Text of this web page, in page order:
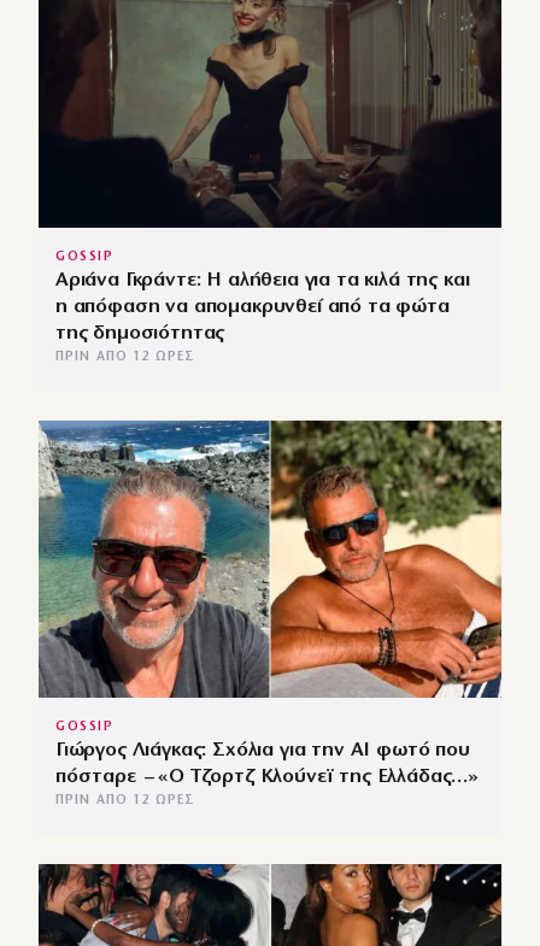
GOSSIP
Αριάνα Γκράντε: Η αλήθεια για τα κιλά της και
η απόφαση να απομακρυνθεί από τα φώτα
της δημοσιότητας
ΠΡΙΝ ΑΠΌ 12 ΏΡΕΣ
GOSSIP
Γιώργος Λιάγκας: Σχόλια για την ΑΙ φωτό που
πόσταρε – «Ο Τζορτζ Κλούνεϊ της Ελλάδας…»
ΠΡΙΝ ΑΠΌ 12 ΏΡΕΣ